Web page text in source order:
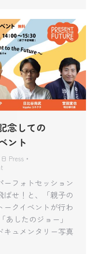
念しての
ント
Press
ーフォトセッション
ばせ！と、「親子の
ークイベントが行わ
したのジョー」
キュメンタリー写真